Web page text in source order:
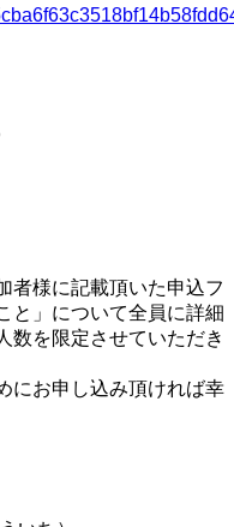
様に記載頂いた申込フ
と」について全員に詳細
数を限定させていただき
にお申し込み頂ければ幸